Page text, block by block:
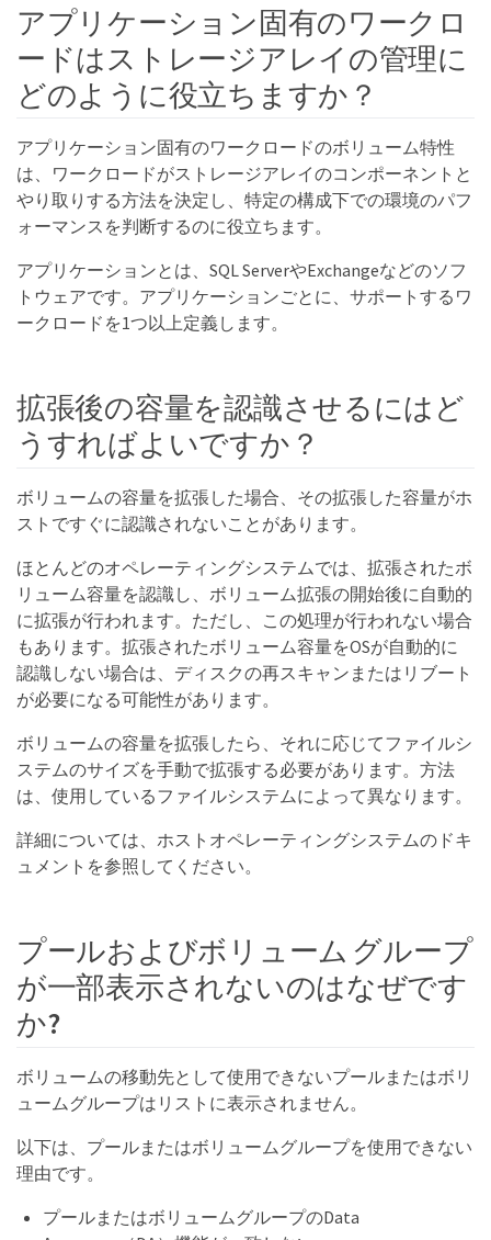
アプリケーション固有のワークロ
ードはストレージアレイの管理に
どのように役立ちますか？
アプリケーション固有のワークロードのボリューム特性
は、ワークロードがストレージアレイのコンポーネントと
やり取りする方法を決定し、特定の構成下での環境のパフ
ォーマンスを判断するのに役立ちます。
アプリケーションとは、SQL ServerやExchangeなどのソフ
トウェアです。アプリケーションごとに、サポートするワ
ークロードを1つ以上定義します。
拡張後の容量を認識させるにはど
うすればよいですか？
ボリュームの容量を拡張した場合、その拡張した容量がホ
ストですぐに認識されないことがあります。
ほとんどのオペレーティングシステムでは、拡張されたボ
リューム容量を認識し、ボリューム拡張の開始後に自動的
に拡張が行われます。ただし、この処理が行われない場合
もあります。拡張されたボリューム容量をOSが自動的に
認識しない場合は、ディスクの再スキャンまたはリブート
が必要になる可能性があります。
ボリュームの容量を拡張したら、それに応じてファイルシ
ステムのサイズを手動で拡張する必要があります。方法
は、使用しているファイルシステムによって異なります。
詳細については、ホストオペレーティングシステムのドキ
ュメントを参照してください。
プールおよびボリューム グループ
が一部表示されないのはなぜです
か?
ボリュームの移動先として使用できないプールまたはボリ
ュームグループはリストに表示されません。
以下は、プールまたはボリュームグループを使用できない
理由です。
プールまたはボリュームグループのData